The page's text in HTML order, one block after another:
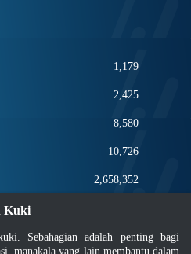
1,179
2,425
8,580
10,726
2,658,352
Pembinaan
Kuki
Sebahagian adalah penting bagi
manakala yang lain membantu dalam